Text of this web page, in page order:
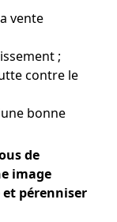
vente
;
contre le
bonne
de
image
pérenniser